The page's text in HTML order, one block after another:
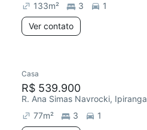
133m² 3
1
Ver contato
Casa
R$ 539.900
R. Ana Simas Navrocki, Ipiranga
77m² 3
1